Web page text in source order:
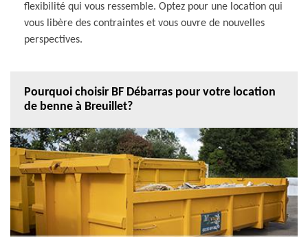
flexibilité qui vous ressemble. Optez pour une location qui
vous libère des contraintes et vous ouvre de nouvelles
perspectives.
Pourquoi choisir BF Débarras pour votre location
de benne à Breuillet?